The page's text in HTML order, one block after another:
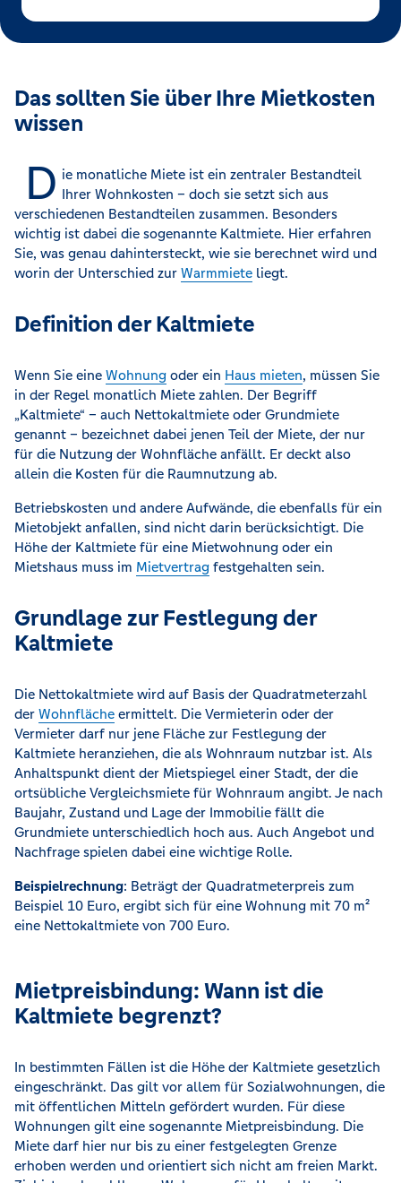
Das sollten Sie über Ihre Mietkosten
wissen
D ie monatliche Miete ist ein zentraler Bestandteil
Ihrer Wohnkosten – doch sie setzt sich aus
verschiedenen Bestandteilen zusammen. Besonders
wichtig ist dabei die sogenannte Kaltmiete. Hier erfahren
Sie, was genau dahintersteckt, wie sie berechnet wird und
worin der Unterschied zur Warmmiete liegt.
Definition der Kaltmiete
Wenn Sie eine Wohnung oder ein Haus mieten, müssen Sie
in der Regel monatlich Miete zahlen. Der Begriff
„Kaltmiete“ – auch Nettokaltmiete oder Grundmiete
genannt – bezeichnet dabei jenen Teil der Miete, der nur
für die Nutzung der Wohnfläche anfällt. Er deckt also
allein die Kosten für die Raumnutzung ab.
Betriebskosten und andere Aufwände, die ebenfalls für ein
Mietobjekt anfallen, sind nicht darin berücksichtigt. Die
Höhe der Kaltmiete für eine Mietwohnung oder ein
Mietshaus muss im Mietvertrag festgehalten sein.
Grundlage zur Festlegung der
Kaltmiete
Die Nettokaltmiete wird auf Basis der Quadratmeterzahl
der Wohnfläche ermittelt. Die Vermieterin oder der
Vermieter darf nur jene Fläche zur Festlegung der
Kaltmiete heranziehen, die als Wohnraum nutzbar ist. Als
Anhaltspunkt dient der Mietspiegel einer Stadt, der die
ortsübliche Vergleichsmiete für Wohnraum angibt. Je nach
Baujahr, Zustand und Lage der Immobilie fällt die
Grundmiete unterschiedlich hoch aus. Auch Angebot und
Nachfrage spielen dabei eine wichtige Rolle.
Beispielrechnung: Beträgt der Quadratmeterpreis zum
Beispiel 10 Euro, ergibt sich für eine Wohnung mit 70 m²
eine Nettokaltmiete von 700 Euro.
Mietpreisbindung: Wann ist die
Kaltmiete begrenzt?
In bestimmten Fällen ist die Höhe der Kaltmiete gesetzlich
eingeschränkt. Das gilt vor allem für Sozialwohnungen, die
mit öffentlichen Mitteln gefördert wurden. Für diese
Wohnungen gilt eine sogenannte Mietpreisbindung. Die
Miete darf hier nur bis zu einer festgelegten Grenze
erhoben werden und orientiert sich nicht am freien Markt.